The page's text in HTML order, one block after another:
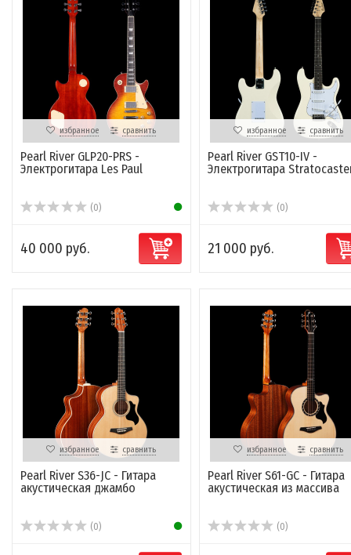
избранное сравнить
Pearl River GLP20-PRS -
Электрогитара Les Paul
(0)
40 000 руб.
избранное сравнить
Pearl River GST10-IV -
Электрогитара
(0)
21 000 руб.
избранное сравнить
Pearl River S36-JC - Гитара
акустическая джамбо
(0)
избранное сравнить
Pearl River S61-GC - Гитара
акустическая из массива
(0)